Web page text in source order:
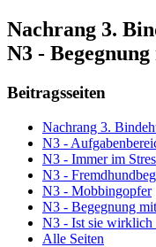
Nachrang 3.
N3 -
Beitragsseiten
Nachrang 3.
N3 -
N3 - Immer im
N3 -
N3 - Mobbingopfer
N3 - Begegnung
N3 - Ist sie wirklich
Alle Seiten